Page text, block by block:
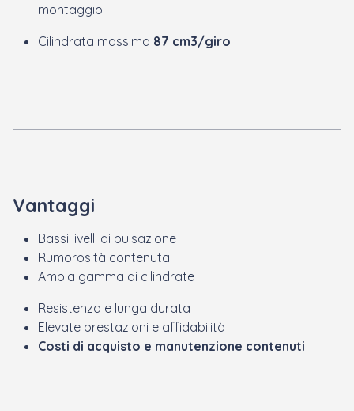
montaggio
Cilindrata massima 87 cm3/giro
Vantaggi
Bassi livelli di pulsazione
Rumorosità contenuta
Ampia gamma di cilindrate
Resistenza e lunga durata
Elevate prestazioni e affidabilità
Costi di acquisto e manutenzione contenuti